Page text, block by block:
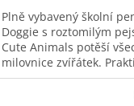
Plně vybavený školní
Doggie s roztomilým
Cute Animals potěší
milovnice zvířátek.
uspořádání a kompletní